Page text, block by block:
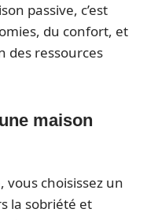
passive, c’est
du confort, et
des ressources
maison
vous choisissez un
la sobriété et